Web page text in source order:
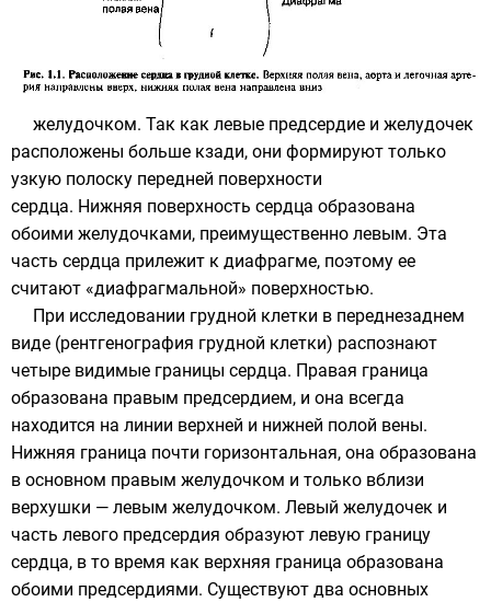
желудочком. Так как левые предсердие и желудочек
расположены больше кзади, они формируют только
узкую полоску передней поверхности
сердца. Нижняя поверхность сердца образована
обоими желудочками, преимущественно левым. Эта
часть сердца прилежит к диафрагме, поэтому ее
считают «диафрагмальной» поверхностью.
При исследовании грудной клетки в переднезаднем
виде (рентгенография грудной клетки) распознают
четыре видимые границы сердца. Правая граница
образована правым предсердием, и она всегда
находится на линии верхней и нижней полой вены.
Нижняя граница почти горизонтальная, она образована
в основном правым желудочком и только вблизи
верхушки — левым желудочком. Левый желудочек и
часть левого предсердия образуют левую границу
сердца, в то время как верхняя граница образована
обоими предсердиями. Существуют два основных